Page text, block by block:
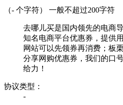
（- 个字符） 一般不超过200字符
去哪儿买是国内领先的电商
知名电商平台优惠券，提供
网站可以先领券再消费；板
分享网购优惠券，我们的口
给力！
协议类型：
-